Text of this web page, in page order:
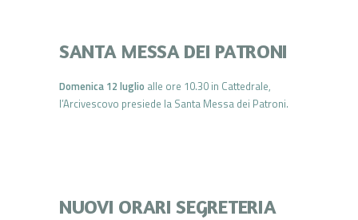
SANTA MESSA DEI PATRONI
Domenica 12 luglio alle ore 10.30 in Cattedrale,
l’Arcivescovo presiede la Santa Messa dei Patroni.
NUOVI ORARI SEGRETERIA